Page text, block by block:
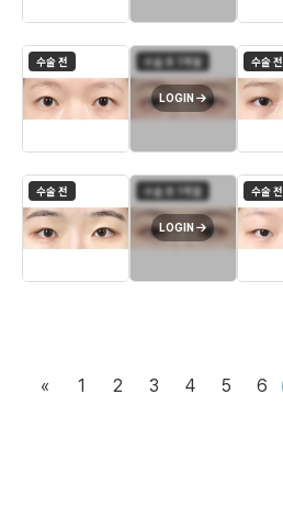
수술 전 수술 후 1개월
LOGIN
수술 전
수술 전 수술 후 1개월
LOGIN
수술 전
« 1 2 3 4 5 6